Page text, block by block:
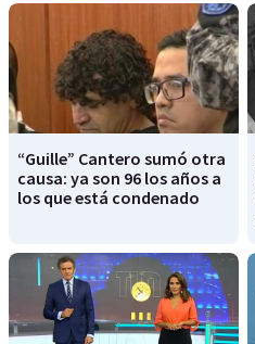
“Guille” Cantero sumó otra
causa: ya son 96 los años a
los que está condenado